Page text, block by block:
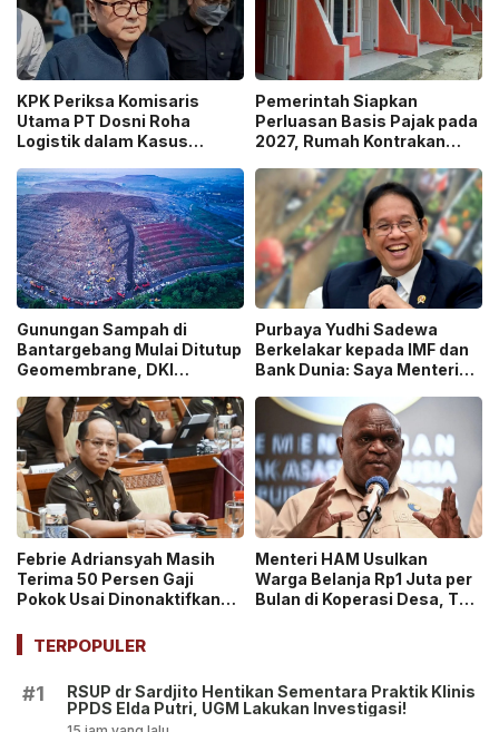
KPK Periksa Komisaris
Utama PT Dosni Roha
Logistik dalam Kasus
Pengangkutan Bansos!
Pemerintah Siapkan
Perluasan Basis Pajak pada
2027, Rumah Kontrakan
Pengawasan!
Gunungan Sampah di
Bantargebang Mulai Ditutup
Geomembrane, DKI
Sistem Open Dumping!
Purbaya Yudhi Sadewa
Berkelakar kepada IMF dan
Bank Dunia: Saya Menteri
Beruntung di Dunia!
Febrie Adriansyah Masih
Terima 50 Persen Gaji
Pokok Usai Dinonaktifkan
ASN Dihentikan!
Menteri HAM Usulkan
Warga Belanja Rp1 Juta per
Bulan di Koperasi Desa, Tuai
TERPOPULER
#1
RSUP dr Sardjito Hentikan Sementara Praktik Klinis
PPDS Elda Putri, UGM Lakukan Investigasi!